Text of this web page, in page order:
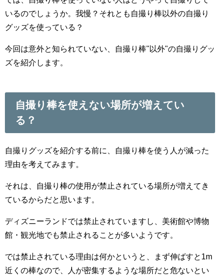
いるのでしょうか。我慢？それとも自撮り棒以外の自撮り
グッズを使っている？
今回は意外と知られていない、自撮り棒"以外"の自撮りグッ
ズを紹介します。
自撮り棒を使えない場所が増えてい
る？
自撮りグッズを紹介する前に、自撮り棒を使う人が減った
理由を考えてみます。
それは、自撮り棒の使用が禁止されている場所が増えてき
ているからだと思います。
ディズニーランドでは禁止されていますし、美術館や博物
館・観光地でも禁止されることが多いようです。
では禁止されている理由は何かというと、まず伸ばすと1m
近くの棒なので、人が密集するような場所だと危ないとい